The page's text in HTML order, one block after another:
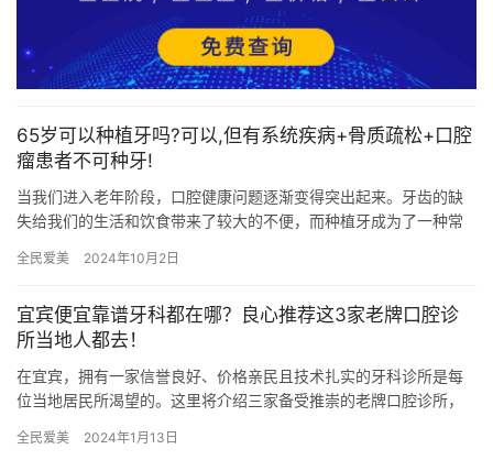
65岁可以种植牙吗?可以,但有系统疾病+骨质疏松+口腔
瘤患者不可种牙!
当我们进入老年阶段，口腔健康问题逐渐变得突出起来。牙齿的缺
失给我们的生活和饮食带来了较大的不便，而种植牙成为了一种常
将从…
全民爱美 2024年10月2日
宜宾便宜靠谱牙科都在哪？良心推荐这3家老牌口腔诊
所当地人都去！
在宜宾，拥有一家信誉良好、价格亲民且技术扎实的牙科诊所是每
位当地居民所渴望的。这里将介绍三家备受推崇的老牌口腔诊所，
医院。…
全民爱美 2024年1月13日